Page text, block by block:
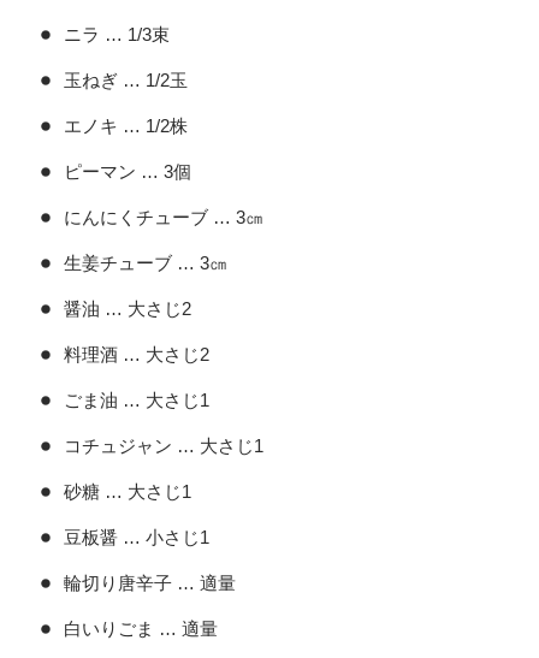
ニラ … 1/3束
玉ねぎ … 1/2玉
エノキ … 1/2株
ピーマン … 3個
にんにくチューブ … 3㎝
生姜チューブ … 3㎝
醤油 … 大さじ2
料理酒 … 大さじ2
ごま油 … 大さじ1
コチュジャン … 大さじ1
砂糖 … 大さじ1
豆板醤 … 小さじ1
輪切り唐辛子 … 適量
白いりごま … 適量